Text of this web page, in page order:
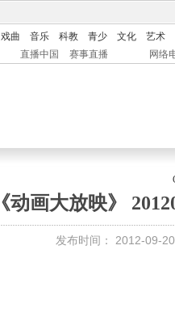
戏曲 音乐 科教 青少 文化
艺术
直播中国 赛事直播 网络
《动画大放映》
发布时间： 2012-09-